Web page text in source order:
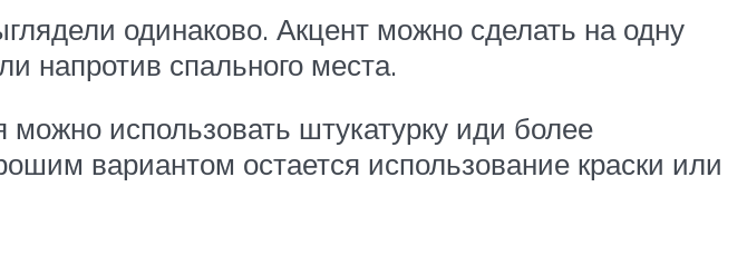
одинаково. Акцент можно сделать на одну
напротив спального места.
использовать штукатурку иди более
вариантом остается использование краски или